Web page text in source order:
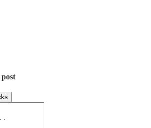
post